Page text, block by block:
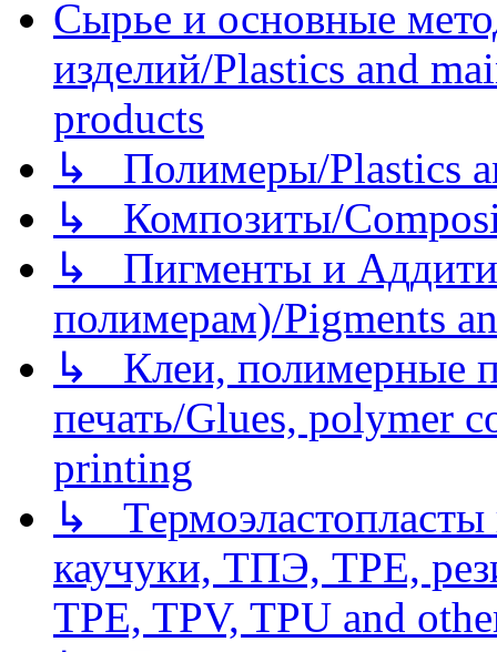
Сырье и основные
изделий/Plastics and
products
↳ Полимеры/Plastics
↳ Композиты/
↳ Пигменты и
полимерам)/Pigments
↳ Клеи, полимерные
печать/Glues, polymer
printing
↳
каучуки, ТПЭ, TPE,
TPE, TPV, TPU and